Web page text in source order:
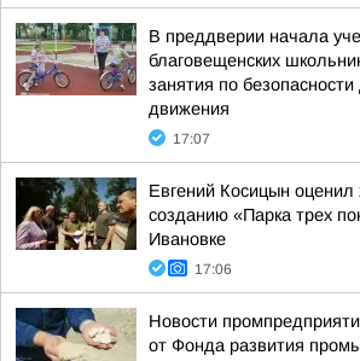
В преддверии начала
благовещенских
занятия по
движения
17:07
Евгений Косицын оценил
созданию «Парка трех
Ивановке
17:06
Новости
от Фонда развития